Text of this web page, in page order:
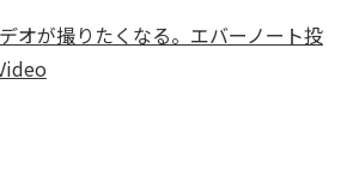
オが撮りたくなる。エバーノート投